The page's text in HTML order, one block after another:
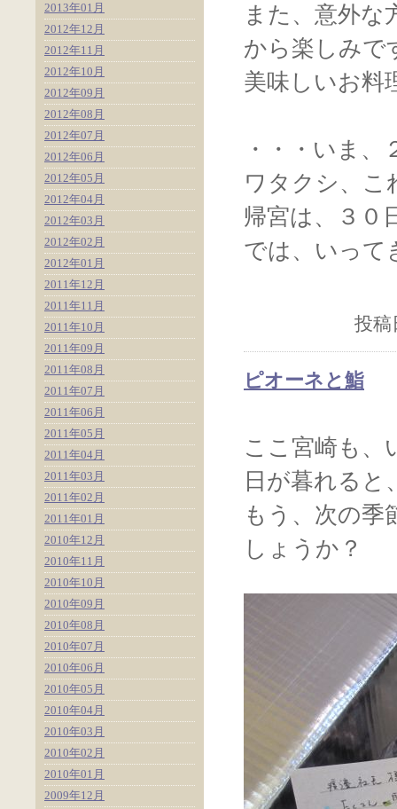
また、意外な
から楽しみで
美味しいお料
・・・いま、
ワタクシ、こ
帰宮は、３０
では、いって
投稿
ピオーネと鮨
ここ宮崎も、
日が暮れると
もう、次の季
しょうか？
2013年01月
2012年12月
2012年11月
2012年10月
2012年09月
2012年08月
2012年07月
2012年06月
2012年05月
2012年04月
2012年03月
2012年02月
2012年01月
2011年12月
2011年11月
2011年10月
2011年09月
2011年08月
2011年07月
2011年06月
2011年05月
2011年04月
2011年03月
2011年02月
2011年01月
2010年12月
2010年11月
2010年10月
2010年09月
2010年08月
2010年07月
2010年06月
2010年05月
2010年04月
2010年03月
2010年02月
2010年01月
2009年12月